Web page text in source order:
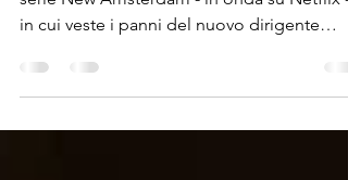
vorrebbe avere
Il dottor Max Goodwin è il protagonista
medico...